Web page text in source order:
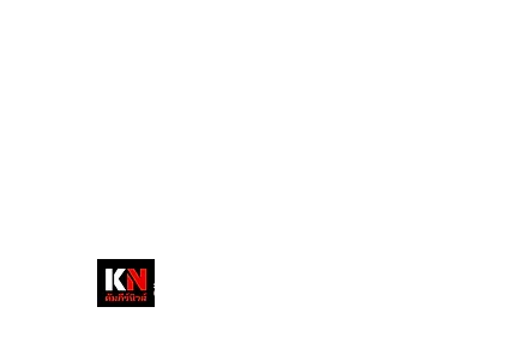
วส์
สื่อลึกวงการสงฆ์ เจาะตรงพระเครื่อง